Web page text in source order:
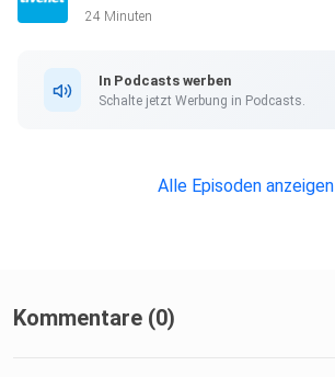
Dir gefällt unsere Arbeit?
Livenet-Portal: https://www.livenet.ch/
24 Minuten
In Podcasts werben
Schalte jetzt Werbung in Podcasts.
Alle Episoden anzeigen
Kommentare (0)